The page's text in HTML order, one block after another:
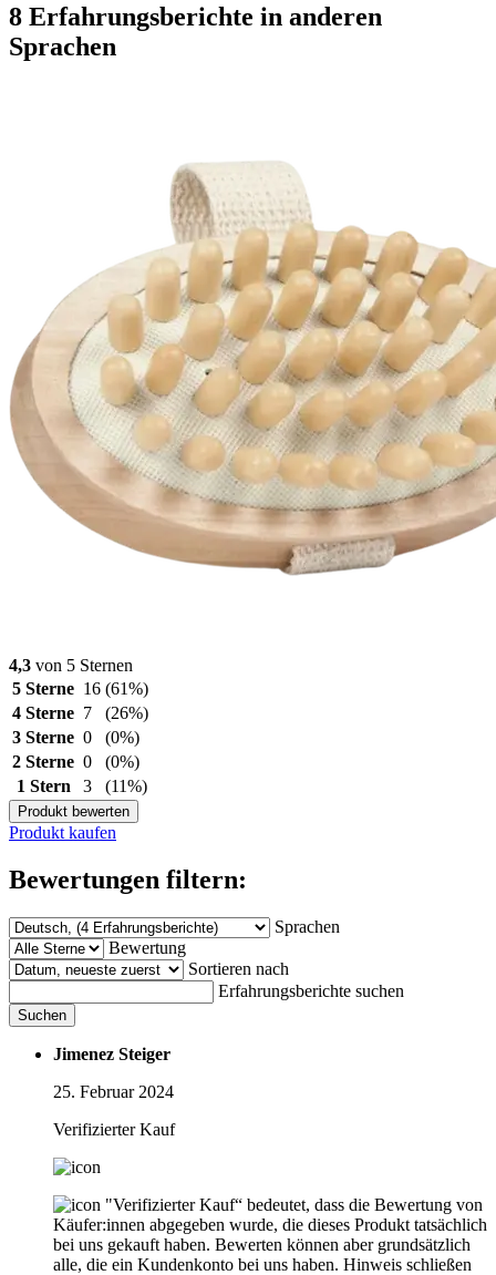
8 Erfahrungsberichte in anderen
Sprachen
4,3 von 5 Sternen
5 Sterne 16 (61%)
4 Sterne 7
(26%)
3 Sterne 0
(0%)
2 Sterne 0
(0%)
1 Stern
3 (11%)
Produkt bewerten
Produkt kaufen
Bewertungen filtern:
Sprachen
Bewertung
Sortieren nach
Erfahrungsberichte suchen
Suchen
Jimenez Steiger
25. Februar 2024
Verifizierter Kauf
"Verifizierter Kauf“ bedeutet, dass die Bewertung von
Käufer:innen abgegeben wurde, die dieses Produkt tatsächlich
bei uns gekauft haben. Bewerten können aber grundsätzlich
alle, die ein Kundenkonto bei uns haben. Hinweis schließen